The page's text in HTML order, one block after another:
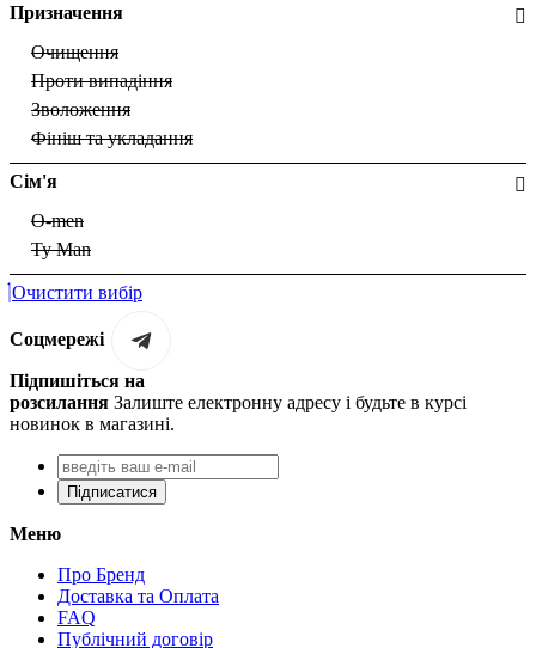
Призначення
Очищення
Проти випадіння
Зволоження
Фініш та укладання
Сім'я
O-men
Ty Man
Очистити вибір
Соцмережі
Підпишіться на
розсилання Залиште електронну адресу і будьте в курсі
новинок в магазині.
Підписатися
Меню
Про Бренд
Доставка та Оплата
FAQ
Публічний договір